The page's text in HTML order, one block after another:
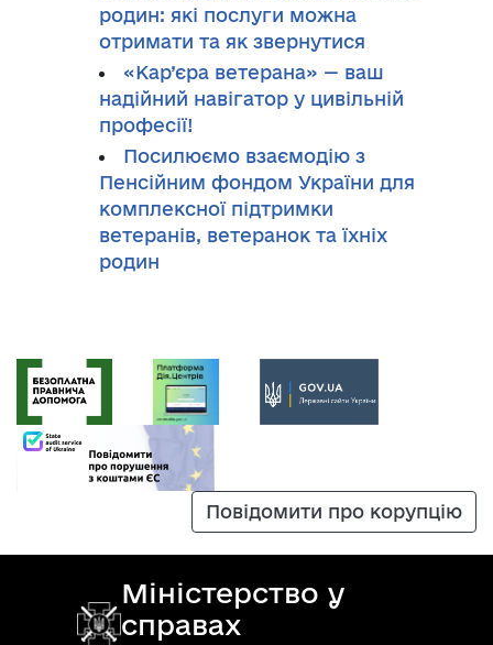
родин: які послуги можна
отримати та як звернутися
«Кар’єра ветерана» — ваш
надійний навігатор у цивільній
професії!
Посилюємо взаємодію з
Пенсійним фондом України для
комплексної підтримки
ветеранів, ветеранок та їхніх
родин
Повідомити про корупцію
Міністерство у
справах